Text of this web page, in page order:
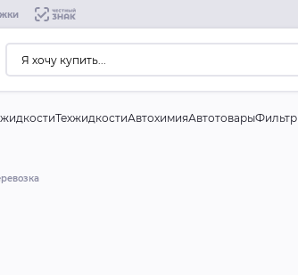
ТехжидкостиАвтохимияАвтотовары